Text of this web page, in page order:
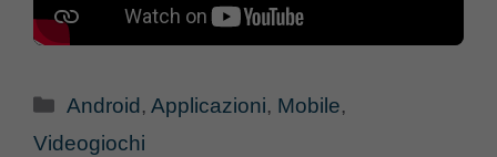
Categorie
Android,Applicazioni, Mobile,
Videogiochi